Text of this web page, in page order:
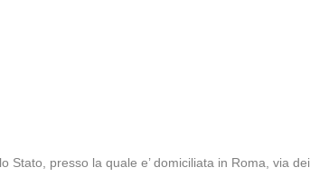
presso la quale e’ domiciliata in Roma, via